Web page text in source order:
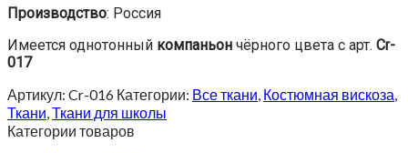
Производство: Россия
Имеется однотонный компаньон чёрного цвета с арт. Cr-
017
Артикул: Cr-016 Категории: Все ткани, Костюмная вискоза,
Ткани,Ткани для школы
Категории товаров